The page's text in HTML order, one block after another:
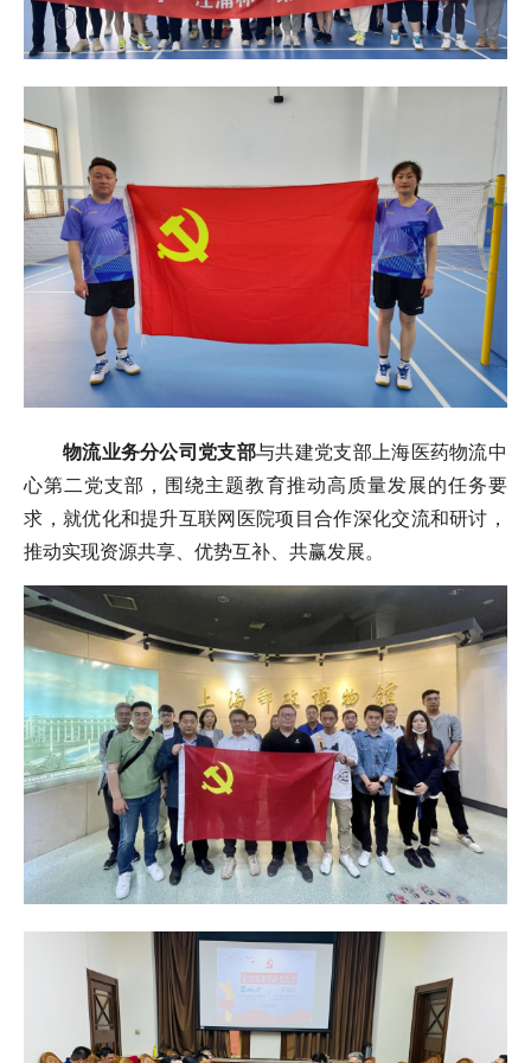
物流业务分公司 党支部与共建党支部上海医药物流中
心第二党支部，围绕主题教育推动高质量发展的任务要
求，就优化和提升互联网医院项目合作深化交流和研讨，
推动实现资源共享、优势互补、共赢发展。